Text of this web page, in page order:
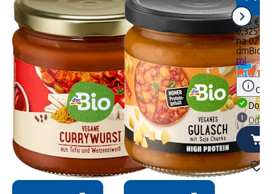
1,85 €
0,325 l
na
dmBio
ml